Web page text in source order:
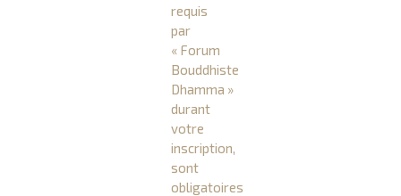
requis
par
« Forum
Bouddhiste
Dhamma »
durant
votre
inscription,
sont
obligatoires